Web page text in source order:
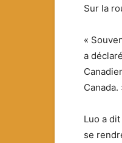
Sur la
«
a
Canada.
Luo a
se